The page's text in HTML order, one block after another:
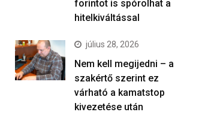
forintot is spórolhat a
hitelkiváltással
július 28, 2026
Nem kell megijedni – a
szakértő szerint ez
várható a kamatstop
kivezetése után